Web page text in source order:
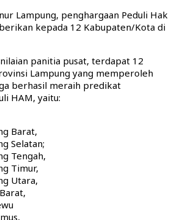
Lampung, penghargaan Peduli Hak
kepada 12 Kabupaten/Kota di
panitia pusat, terdapat 12
Lampung yang memperoleh
berhasil meraih predikat
HAM, yaitu:
Barat,
Selatan;
Tengah,
Timur,
Utara,